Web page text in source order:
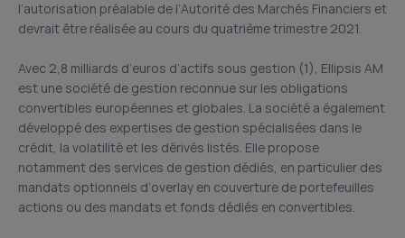
l’autorisation préalable de l‘Autorité des Marchés Financiers et
devrait être réalisée au cours du quatrième trimestre 2021.
Avec 2,8 milliards d’euros d’actifs sous gestion (1), Ellipsis AM
est une société de gestion reconnue sur les obligations
convertibles européennes et globales. La société a également
développé des expertises de gestion spécialisées dans le
crédit, la volatilité et les dérivés listés. Elle propose
notamment des services de gestion dédiés, en particulier des
mandats optionnels d’overlay en couverture de portefeuilles
actions ou des mandats et fonds dédiés en convertibles.